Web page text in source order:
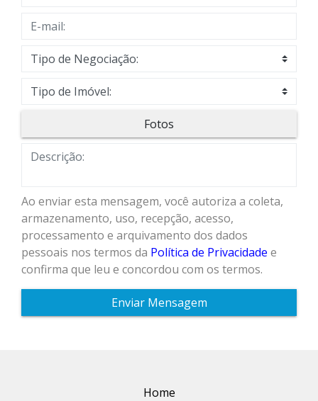
Fotos
Ao enviar esta mensagem, você autoriza a coleta,
armazenamento, uso, recepção, acesso,
processamento e arquivamento dos dados
pessoais nos termos da Política de Privacidade e
confirma que leu e concordou com os termos.
Enviar Mensagem
Home